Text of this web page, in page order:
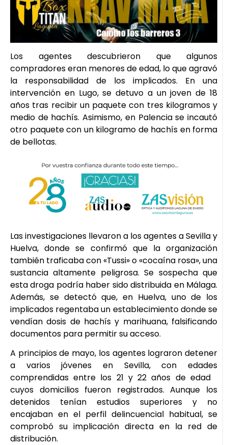
Los agentes descubrieron que algunos
compradores eran menores de edad, lo que agravó
la responsabilidad de los implicados. En una
intervención en Lugo, se detuvo a un joven de 18
años tras recibir un paquete con tres kilogramos y
medio de hachís. Asimismo, en Palencia se incautó
otro paquete con un kilogramo de hachís en forma
de bellotas.
Las investigaciones llevaron a los agentes a Sevilla y
Huelva, donde se confirmó que la organización
también traficaba con «Tussi» o «cocaína rosa», una
sustancia altamente peligrosa. Se sospecha que
esta droga podría haber sido distribuida en Málaga.
Además, se detectó que, en Huelva, uno de los
implicados regentaba un establecimiento donde se
vendían dosis de hachís y marihuana, falsificando
documentos para permitir su acceso.
A principios de mayo, los agentes lograron detener
a varios jóvenes en Sevilla, con edades
comprendidas entre los 21 y 22 años de edad
cuyos domicilios fueron registrados. Aunque los
detenidos tenían estudios superiores y no
encajaban en el perfil delincuencial habitual, se
comprobó su implicación directa en la red de
distribución.